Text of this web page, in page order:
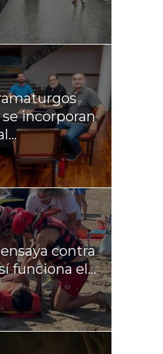
incorporan
contra
funciona el...